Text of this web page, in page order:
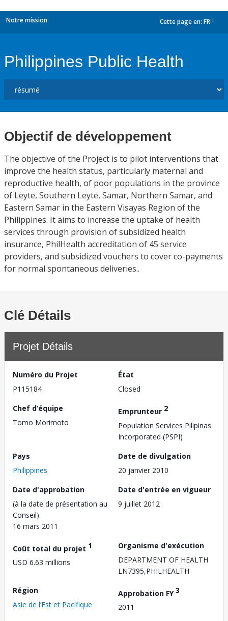
Notre mission Cette page en: FR
Philippines Public Health
Objectif de développement
The objective of the Project is to pilot interventions that
improve the health status, particularly maternal and
reproductive health, of poor populations in the province
of Leyte, Southern Leyte, Samar, Northern Samar, and
Eastern Samar in the Eastern Visayas Region of the
Philippines. It aims to increase the uptake of health
services through provision of subsidized health
insurance, PhilHealth accreditation of 45 service
providers, and subsidized vouchers to cover co-payments
for normal spontaneous deliveries..
Clé Détails
Projet Détails
Numéro du Projet
P115184
État
Closed
Chef d’équipe
Tomo Morimoto
Emprunteur 2
Population Services Pilipinas
Incorporated (PSPI)
Pays
Philippines
Date de divulgation
20 janvier 2010
Date d'approbation
(à la date de présentation au
Conseil)
16 mars 2011
Date d'entrée en vigueur
9 juillet 2012
Coût total du projet 1
USD 6.63 millions
Organisme d'exécution
DEPARTMENT OF HEALTH
LN7395,PHILHEALTH
Région
Asie de l’Est et Pacifique
Approbation FY3
2011